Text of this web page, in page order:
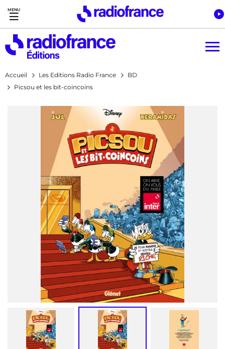
Accès direct :
Menu principal
Contenu
Accueil Les Editions Radio France
BD
Picsou et les bit-coincoins